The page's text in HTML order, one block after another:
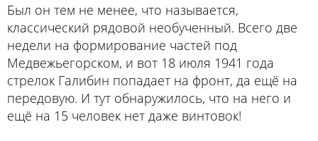
Был он тем не менее, что называется,
классический рядовой необученный. Всего две
недели на формирование частей под
Медвежьегорском, и вот 18 июля 1941 года
стрелок Галибин попадает на фронт, да ещё на
передовую. И тут обнаружилось, что на него и
ещё на 15 человек нет даже винтовок!